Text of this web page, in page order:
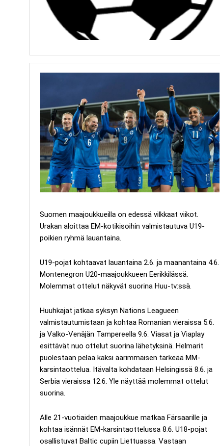
Suomen maajoukkueilla on edessä vilkkaat viikot.
Urakan aloittaa EM-kotikisoihin valmistautuva U19-
poikien ryhmä lauantaina.
U19-pojat kohtaavat lauantaina 2.6. ja maanantaina 4.6.
Montenegron U20-maajoukkueen Eerikkilässä.
Molemmat ottelut näkyvät suorina Huu-tv:ssä.
Huuhkajat jatkaa syksyn Nations Leagueen
valmistautumistaan ja kohtaa Romanian vieraissa 5.6.
ja Valko-Venäjän Tampereella 9.6. Viasat ja Viaplay
esittävät nuo ottelut suorina lähetyksinä. Helmarit
puolestaan pelaa kaksi äärimmäisen tärkeää MM-
karsintaottelua. Itävalta kohdataan Helsingissä 8.6. ja
Serbia vieraissa 12.6. Yle näyttää molemmat ottelut
suorina.
Alle 21-vuotiaiden maajoukkue matkaa Färsaarille ja
kohtaa isännät EM-karsintaottelussa 8.6. U18-pojat
osallistuvat Baltic cupiin Liettuassa. Vastaan